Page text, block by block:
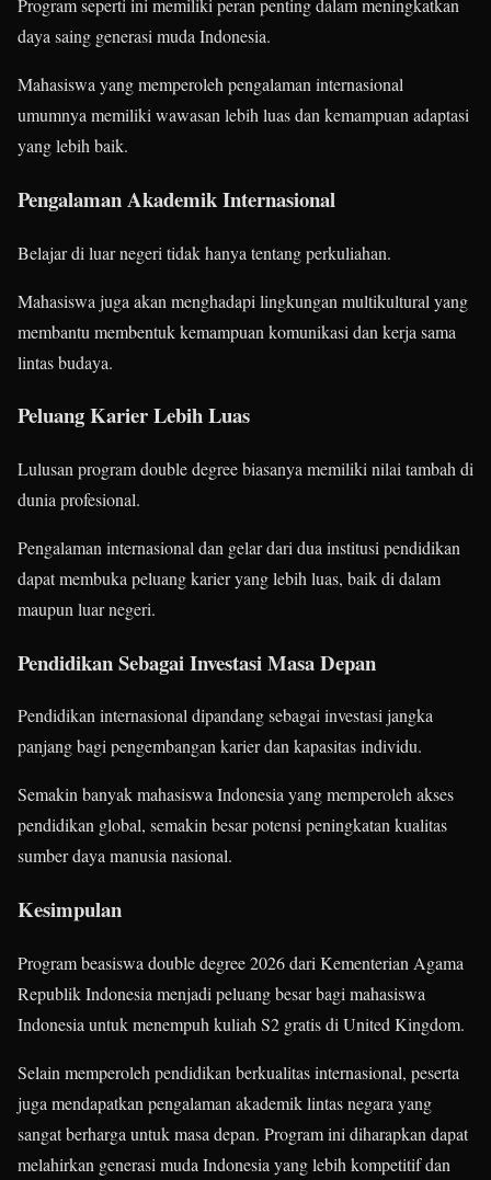
Program seperti ini memiliki peran penting dalam meningkatkan
daya saing generasi muda Indonesia.
Mahasiswa yang memperoleh pengalaman internasional
umumnya memiliki wawasan lebih luas dan kemampuan adaptasi
yang lebih baik.
Pengalaman Akademik Internasional
Belajar di luar negeri tidak hanya tentang perkuliahan.
Mahasiswa juga akan menghadapi lingkungan multikultural yang
membantu membentuk kemampuan komunikasi dan kerja sama
lintas budaya.
Peluang Karier Lebih Luas
Lulusan program double degree biasanya memiliki nilai tambah di
dunia profesional.
Pengalaman internasional dan gelar dari dua institusi pendidikan
dapat membuka peluang karier yang lebih luas, baik di dalam
maupun luar negeri.
Pendidikan Sebagai Investasi Masa Depan
Pendidikan internasional dipandang sebagai investasi jangka
panjang bagi pengembangan karier dan kapasitas individu.
Semakin banyak mahasiswa Indonesia yang memperoleh akses
pendidikan global, semakin besar potensi peningkatan kualitas
sumber daya manusia nasional.
Kesimpulan
Program beasiswa double degree 2026 dari Kementerian Agama
Republik Indonesia menjadi peluang besar bagi mahasiswa
Indonesia untuk menempuh kuliah S2 gratis di United Kingdom.
Selain memperoleh pendidikan berkualitas internasional, peserta
juga mendapatkan pengalaman akademik lintas negara yang
sangat berharga untuk masa depan. Program ini diharapkan dapat
melahirkan generasi muda Indonesia yang lebih kompetitif dan